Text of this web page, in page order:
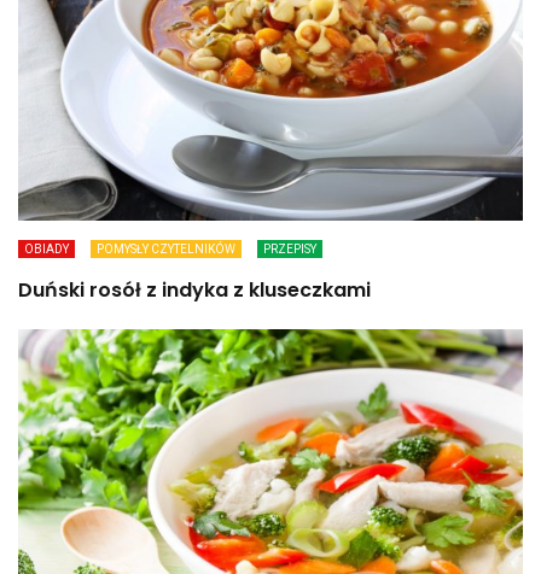
OBIADY POMYSŁY CZYTELNIKÓW PRZEPISY
Duński rosół z indyka z kluseczkami